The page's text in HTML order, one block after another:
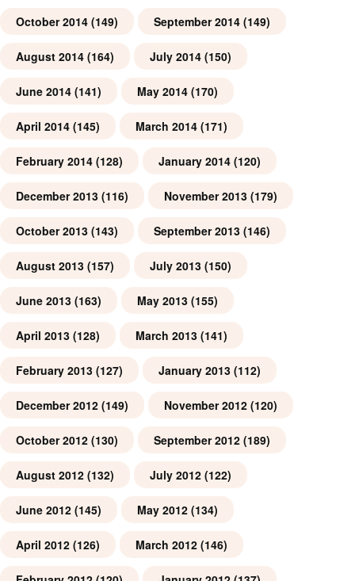
October 2014 (149) September 2014 (149)
August 2014 (164) July 2014 (150)
June 2014 (141) May 2014 (170)
April 2014 (145) March 2014 (171)
February 2014 (128) January 2014 (120)
December 2013 (116) November 2013 (179)
October 2013 (143) September 2013 (146)
August 2013 (157) July 2013 (150)
June 2013 (163) May 2013 (155)
April 2013 (128) March 2013 (141)
February 2013 (127) January 2013 (112)
December 2012 (149) November 2012 (120)
October 2012 (130) September 2012 (189)
August 2012 (132) July 2012 (122)
June 2012 (145) May 2012 (134)
April 2012 (126) March 2012 (146)